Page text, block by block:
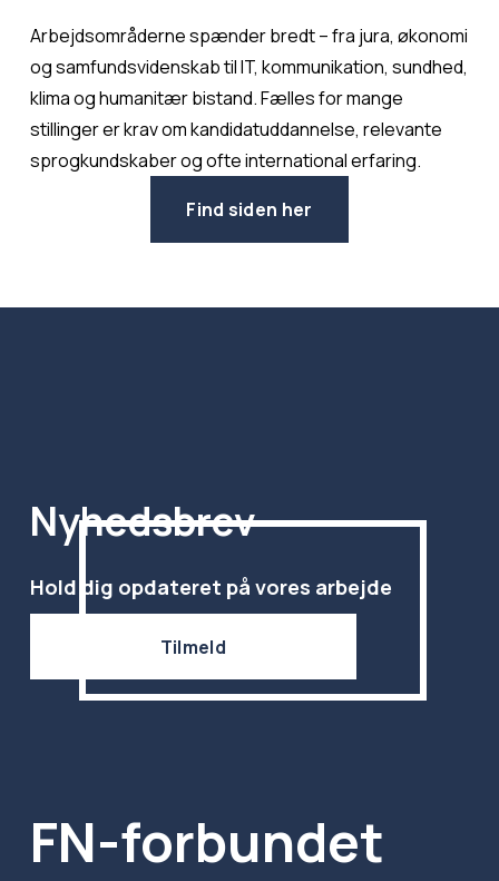
Arbejdsområderne spænder bredt – fra jura, økonomi
og samfundsvidenskab til IT, kommunikation, sundhed,
klima og humanitær bistand. Fælles for mange
stillinger er krav om kandidatuddannelse, relevante
sprogkundskaber og ofte international erfaring.
Find siden her
Nyhedsbrev
Hold dig opdateret på vores arbejde
Tilmeld
FN-forbundet